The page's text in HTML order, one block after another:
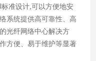
准设计,可以方便地安
系统提供高可靠性、高
光纤网络中心解决方
方便、易于维护等显著